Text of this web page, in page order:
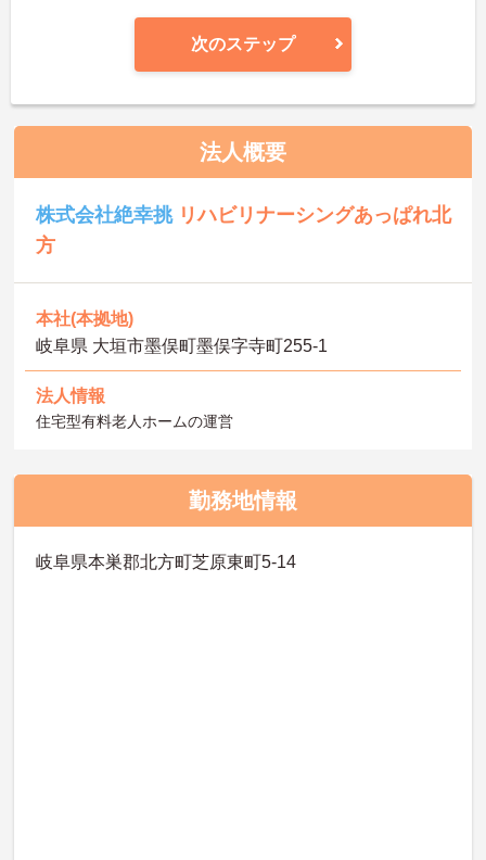
次のステップ
法人概要
株式会社絶幸挑 リハビリナーシングあっぱれ北
方
本社(本拠地)
岐阜県 大垣市墨俣町墨俣字寺町255-1
法人情報
住宅型有料老人ホームの運営
勤務地情報
岐阜県本巣郡北方町芝原東町5‐14